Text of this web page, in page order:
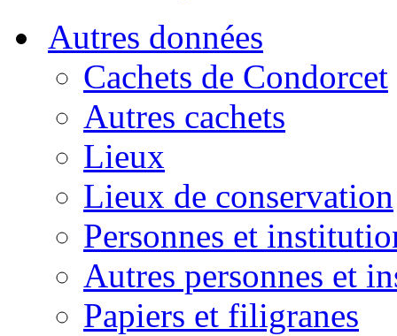
Autres données
Cachets de Condorcet
Autres cachets
Lieux
Lieux de conservation
Personnes et
Autres personnes et
Papiers et filigranes